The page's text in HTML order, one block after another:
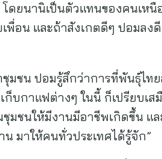
ดยนานิเป็นตัวแทนของคนเห
พื่อน และถ้าสังเกตดีๆ ปอมลง
มชน ปอมรู้สึกว่าการที่พันธุ์ไ
บกาแฟต่างๆ ในนี้ ก็เปรียบเ
ชุมชนให้มีงานมีอาชีพเกิดขึ้น
มาให้คนทั่วประเทศได้รู้จัก”